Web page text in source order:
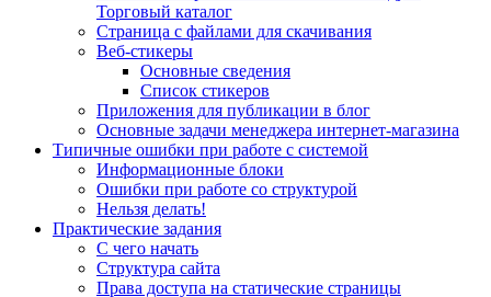
Торговый каталог
Страница с файлами для скачивания
Веб-стикеры
Основные сведения
Список стикеров
Приложения для публикации в блог
Основные задачи менеджера интернет-магазина
Типичные ошибки при работе с системой
Информационные блоки
Ошибки при работе со структурой
Нельзя делать!
Практические задания
С чего начать
Структура сайта
Права доступа на статические страницы